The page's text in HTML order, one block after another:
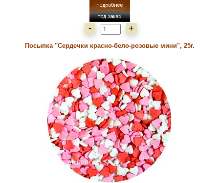
- +
Посыпка "Сердечки красно-бело-розовые мини", 25г.